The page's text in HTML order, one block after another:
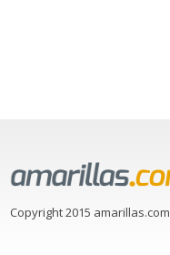
Copyright 2015